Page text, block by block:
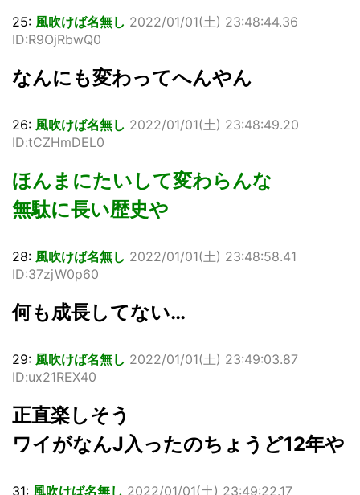
25: 風吹けば名無し 2022/01/01(土) 23:48:44.36
ID:R9OjRbwQ0
なんにも変わってへんやん
26: 風吹けば名無し 2022/01/01(土) 23:48:49.20
ID:tCZHmDEL0
ほんまにたいして変わらんな
無駄に長い歴史や
28: 風吹けば名無し 2022/01/01(土) 23:48:58.41
ID:37zjW0p60
何も成長してない…
29: 風吹けば名無し 2022/01/01(土) 23:49:03.87
ID:ux21REX40
正直楽しそう
ワイがなんJ入ったのちょうど12年や
31: 風吹けば名無し 2022/01/01(土) 23:49:22.17